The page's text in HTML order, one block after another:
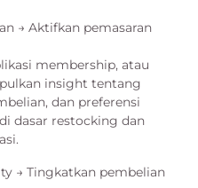
→ Aktifkan pemasaran
membership, atau
insight tentang
dan preferensi
dasar restocking dan
→ Tingkatkan pembelian